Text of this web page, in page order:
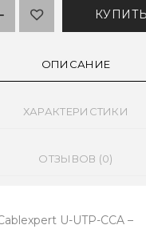
ОПИСАНИЕ
ХАРАКТЕРИСТИКИ
ОТЗЫВОВ (0)
U-UTP-CCA –